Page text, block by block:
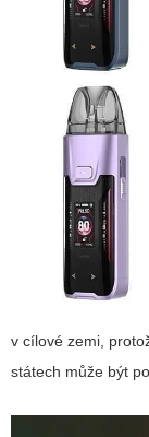
v cílové zemi,
státech může být